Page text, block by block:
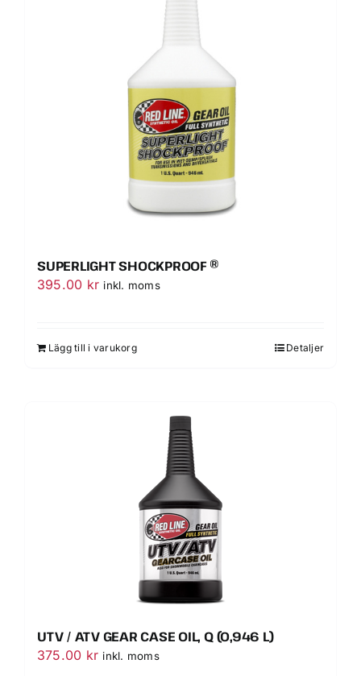
SUPERLIGHT SHOCKPROOF ®
395.00 kr inkl. moms
Lägg till i varukorg Detaljer
UTV / ATV GEAR CASE OIL, Q (0,946 L)
375.00 kr inkl. moms